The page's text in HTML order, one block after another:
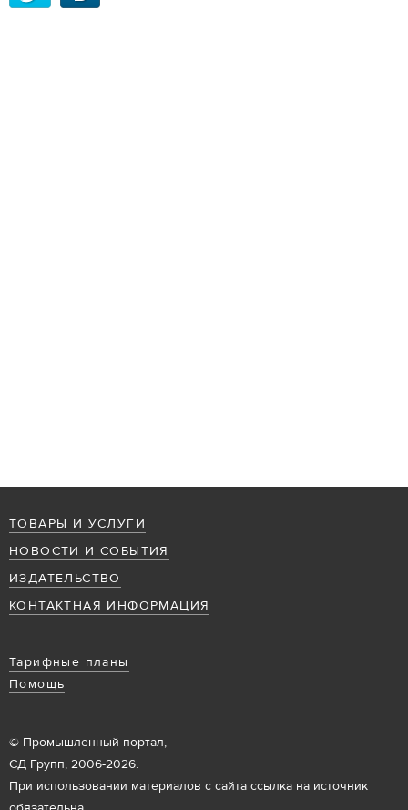
ТОВАРЫ И УСЛУГИ
НОВОСТИ И СОБЫТИЯ
ИЗДАТЕЛЬСТВО
КОНТАКТНАЯ ИНФОРМАЦИЯ
Тарифные планы
Помощь
© Промышленный портал,
СД Групп, 2006-2026.
При использовании материалов с сайта ссылка на источник